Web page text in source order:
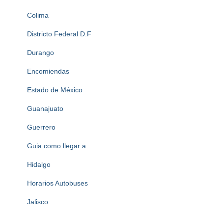
Colima
Districto Federal D.F
Durango
Encomiendas
Estado de México
Guanajuato
Guerrero
Guia como llegar a
Hidalgo
Horarios Autobuses
Jalisco